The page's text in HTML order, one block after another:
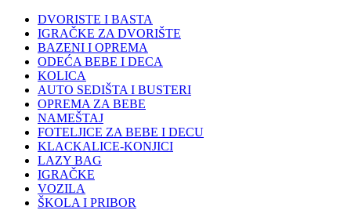
DVORISTE I BASTA
IGRAČKE ZA DVORIŠTE
BAZENI I OPREMA
ODEĆA BEBE I DECA
KOLICA
AUTO SEDIŠTA I BUSTERI
OPREMA ZA BEBE
NAMEŠTAJ
FOTELJICE ZA BEBE I DECU
KLACKALICE-KONJICI
LAZY BAG
IGRAČKE
VOZILA
ŠKOLA I PRIBOR